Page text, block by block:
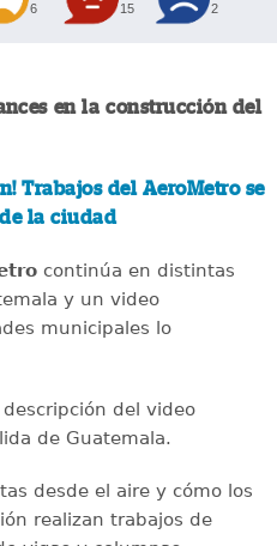
6 15 2
en la construcción del
Trabajos del AeroMetro se
la ciudad
continúa en distintas
y un video
municipales lo
del video
de Guatemala.
desde el aire y cómo los
realizan trabajos de